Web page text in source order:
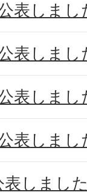
表しまし
表しまし
表しまし
表しまし
表しまし